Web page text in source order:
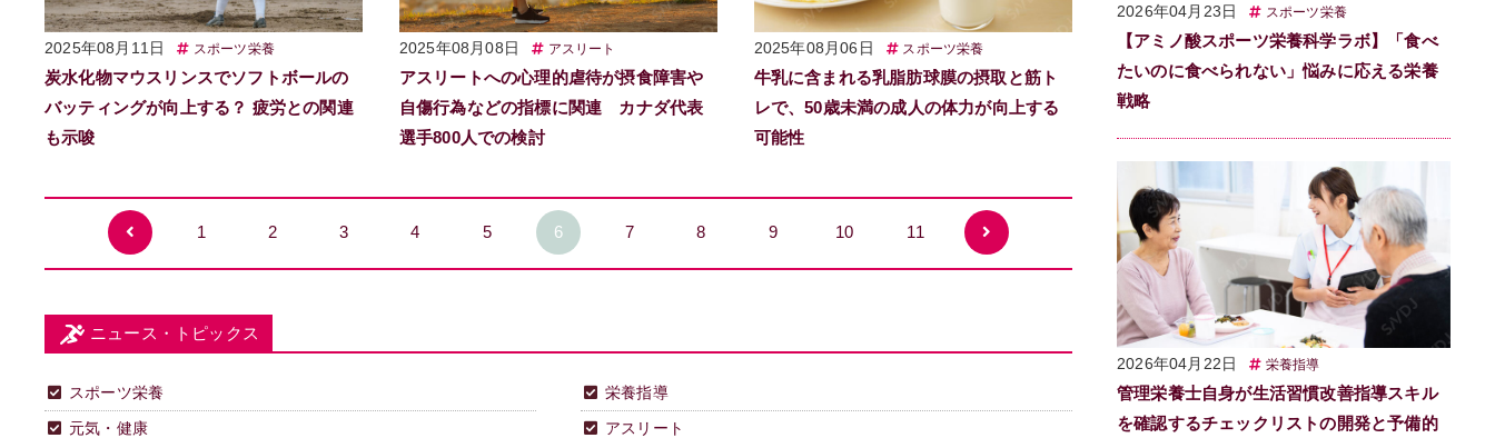
2025年08月11日 スポーツ栄養
炭水化物マウスリンスでソフトボールの
バッティングが向上する？ 疲労との関連
も示唆
2025年08月08日 アスリート
アスリートへの心理的虐待が摂食障害や
自傷行為などの指標に関連 カナダ代表
選手800人での検討
2025年08月06日 スポーツ栄養
牛乳に含まれる乳脂肪球膜の摂取と筋ト
レで、50歳未満の成人の体力が向上する
可能性
1 2 3 4 5 6 7 8 9 10 11
ニュース・トピックス
スポーツ栄養
栄養指導
元気・健康
アスリート
2026年04月23日 スポーツ栄養
【アミノ酸スポーツ栄養科学ラボ】「食べ
たいのに食べられない」悩みに応える栄養
戦略
2026年04月22日 栄養指導
管理栄養士自身が生活習慣改善指導スキル
を確認するチェックリストの開発と予備的